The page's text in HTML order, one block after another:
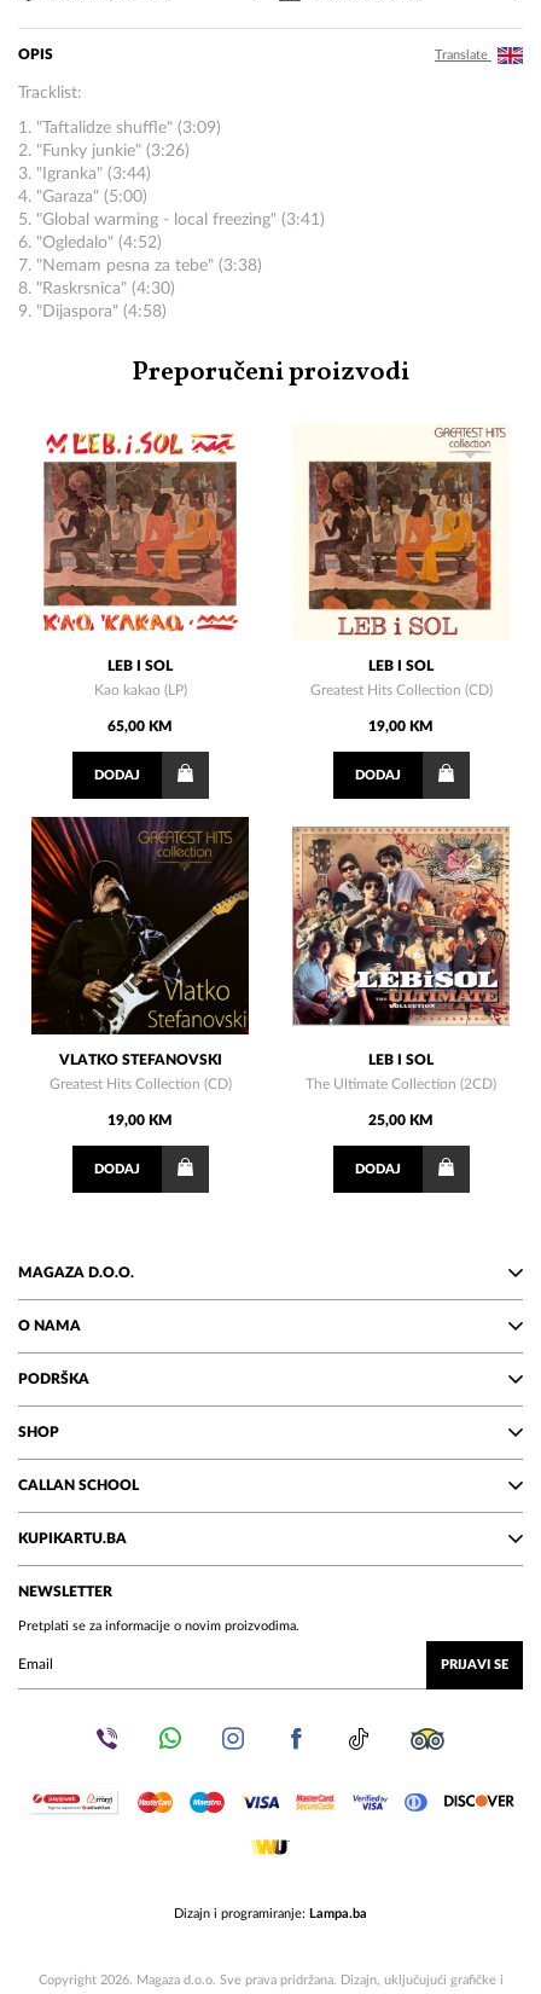
OPIS Translate
Tracklist:
1. "Taftalidze shuffle" (3:09)
2. "Funky junkie" (3:26)
3. "Igranka" (3:44)
4. "Garaza" (5:00)
5. "Global warming - local freezing" (3:41)
6. "Ogledalo" (4:52)
7. "Nemam pesna za tebe" (3:38)
8. "Raskrsnica" (4:30)
9. "Dijaspora" (4:58)
Preporučeni proizvodi
LEB I SOL
Kao kakao (LP)
65,00 KM
DODAJ
LEB I SOL
Greatest Hits Collection (CD)
19,00 KM
DODAJ
VLATKO STEFANOVSKI
Greatest Hits Collection (CD)
19,00 KM
DODAJ
LEB I SOL
The Ultimate Collection (2CD)
25,00 KM
DODAJ
MAGAZA D.O.O.
O NAMA
PODRŠKA
SHOP
CALLAN SCHOOL
KUPIKARTU.BA
NEWSLETTER
Pretplati se za informacije o novim proizvodima.
PRIJAVI SE
Dizajn i programiranje: Lampa.ba
Copyright 2026. Magaza d.o.o. Sve prava pridržana. Dizajn, uključujući grafičke i